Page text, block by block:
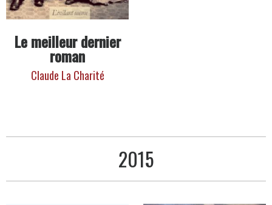
Le meilleur dernier
roman
Claude La Charité
Livres
2015